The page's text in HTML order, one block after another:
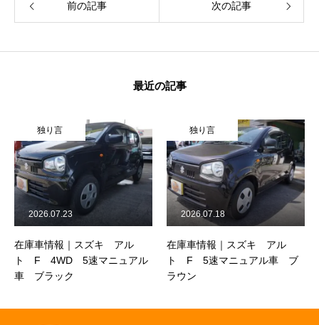
前の記事 次の記事
最近の記事
独り言
在庫車情報｜スズキ アル
ト F 4WD 5速マニュアル
車 ブラック
2026.07.23
独り言
在庫車情報｜スズキ アル
ト F 5速マニュアル車 ブ
ラウン
2026.07.18